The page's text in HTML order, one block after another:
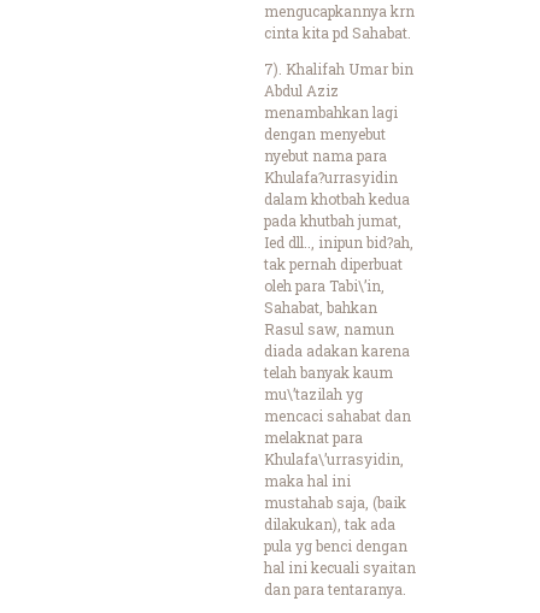
mengucapkannya krn
cinta kita pd Sahabat.
7). Khalifah Umar bin
Abdul Aziz
menambahkan lagi
dengan menyebut
nyebut nama para
Khulafa?urrasyidin
dalam khotbah kedua
pada khutbah jumat,
Ied dll.., inipun bid?ah,
tak pernah diperbuat
oleh para Tabi\’in,
Sahabat, bahkan
Rasul saw, namun
diada adakan karena
telah banyak kaum
mu\’tazilah yg
mencaci sahabat dan
melaknat para
Khulafa\’urrasyidin,
maka hal ini
mustahab saja, (baik
dilakukan), tak ada
pula yg benci dengan
hal ini kecuali syaitan
dan para tentaranya.